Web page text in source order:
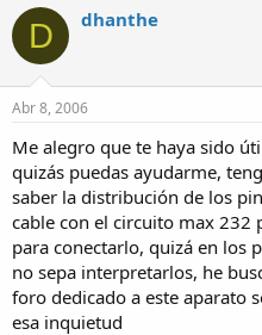
D dhanthe
Abr 8, 2006
Me alegro que te haya sido
quizás puedas ayudarme,
saber la distribución de los
cable con el circuito max 232
para conectarlo, quizá en los
no sepa interpretarlos, he
foro dedicado a este aparato
esa inquietud